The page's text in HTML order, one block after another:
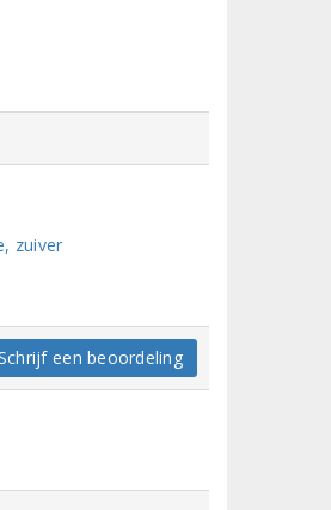
zuiver
een beoordeling